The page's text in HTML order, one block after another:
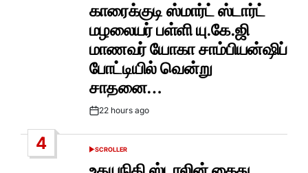
காரைக்குடி ஸ்மார்ட் ஸ்டார்ட்
மழலையர் பள்ளி யு.கே.ஜி
மாணவர் யோகா சாம்பியன்ஷிப்
போட்டியில் வென்று
சாதனை…
Post22 hours ago
4
POSTED
SCROLLER